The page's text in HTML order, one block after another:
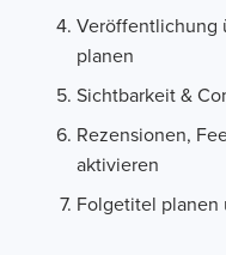
Veröffentlichung
planen
Sichtbarkeit &
Rezensionen,
aktivieren
Folgetitel planen